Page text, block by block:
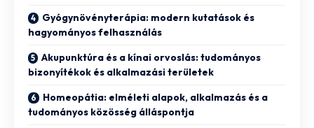
Gyógynövényterápia: modern kutatások és
hagyományos felhasználás
Akupunktúra és a kínai orvoslás: tudományos
bizonyítékok és alkalmazási területek
Homeopátia: elméleti alapok, alkalmazás és a
tudományos közösség álláspontja